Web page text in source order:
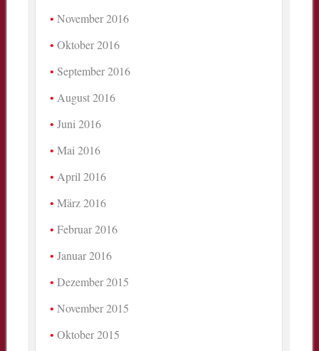
November 2016
Oktober 2016
September 2016
August 2016
Juni 2016
Mai 2016
April 2016
März 2016
Februar 2016
Januar 2016
Dezember 2015
November 2015
Oktober 2015